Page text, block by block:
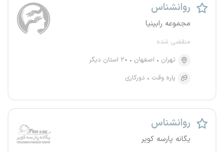
روانشناس
مجموعه رابینیا
منقضی شده
تهران
اصفهان
۲۰ استان دیگر
پاره وقت
دورکاری
روانشناس
یگانه پارسه کویر